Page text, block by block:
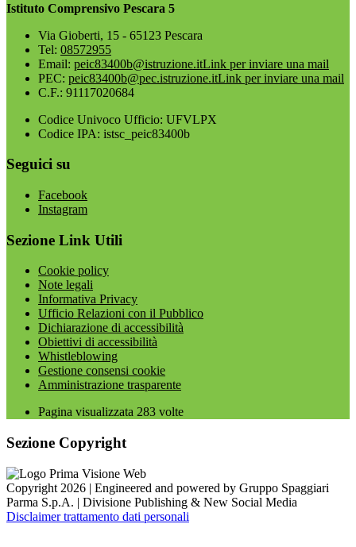
Istituto Comprensivo Pescara 5
Via Gioberti, 15 - 65123 Pescara
Tel: 08572955
Email: peic83400b@istruzione.itLink per inviare una mail
PEC: peic83400b@pec.istruzione.itLink per inviare una mail
C.F.: 91117020684
Codice Univoco Ufficio: UFVLPX
Codice IPA: istsc_peic83400b
Seguici su
Facebook
Instagram
Sezione Link Utili
Cookie policy
Note legali
Informativa Privacy
Ufficio Relazioni con il Pubblico
Dichiarazione di accessibilità
Obiettivi di accessibilità
Whistleblowing
Gestione consensi cookie
Amministrazione trasparente
Pagina visualizzata 283 volte
Sezione Copyright
Copyright 2026 | Engineered and powered by Gruppo Spaggiari
Parma S.p.A. | Divisione Publishing & New Social Media
Disclaimer trattamento dati personali